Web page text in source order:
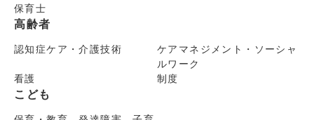
保育士
高齢者
認知症ケア・介護技術
ケアマネジメント・ソーシャ
ルワーク
看護
制度
こども